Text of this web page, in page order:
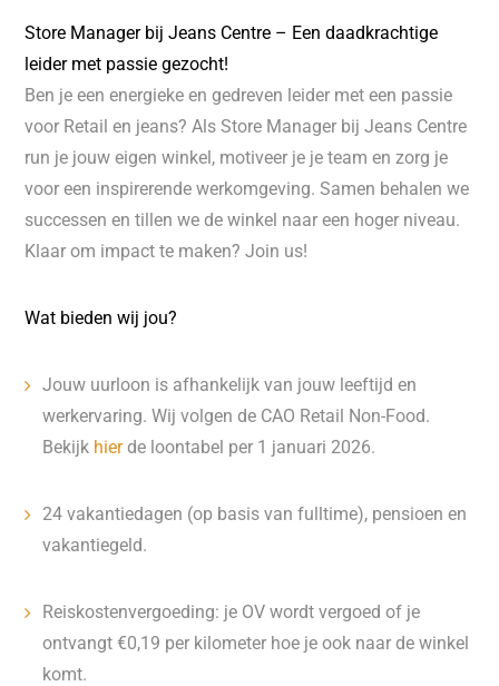
Store Manager bij Jeans Centre – Een daadkrachtige
leider met passie gezocht!
Ben je een energieke en gedreven leider met een passie
voor Retail en jeans? Als Store Manager bij Jeans Centre
run je jouw eigen winkel, motiveer je je team en zorg je
voor een inspirerende werkomgeving. Samen behalen we
successen en tillen we de winkel naar een hoger niveau.
Klaar om impact te maken? Join us!
Wat bieden wij jou?
Jouw uurloon is afhankelijk van jouw leeftijd en
werkervaring. Wij volgen de CAO Retail Non-Food.
Bekijk hierde loontabel per 1 januari 2026.
24 vakantiedagen (op basis van fulltime), pensioen en
vakantiegeld.
Reiskostenvergoeding: je OV wordt vergoed of je
ontvangt €0,19 per kilometer hoe je ook naar de winkel
komt.